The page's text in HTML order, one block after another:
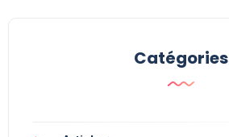
Catégories